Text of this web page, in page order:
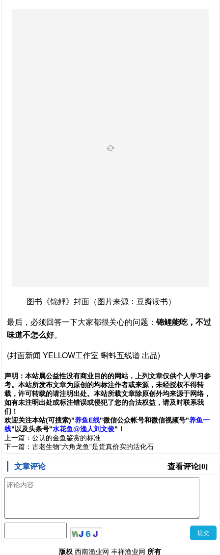
图书《锦鲤》封面（图片来源：豆瓣读书）
最后，必须回答一下大家都很关心的问题： 锦鲤能吃，不过
味道不怎么好。
(封面新闻 YELLOW工作室 蝌蚪五线谱 出品)
声明： 本站属公益性没有商业目的的网站，上列文章仅供个人学习参
考。本站所发布文章为原创的均标注作者或来源，未经授权不得转
载，许可转载的请注明出处。本站所载文章除原创外均来源于网络，
如有未注明出处或标注错误或侵犯了您的合法权益，请及时联系我
们 ！
欢迎关注本站(可搜索)"养鱼E线"微信公众帐号和微信视频号"养鱼一
线" 以及头条号"水花鱼@渔人刘文俊"！
上一篇： 公认的金鱼鉴赏的标准
下一篇： 古老生物“六角龙鱼”是货真价实的活化石
查看评论[0]
文章评论
版权 西南渔业网 丰祥渔业网 所有